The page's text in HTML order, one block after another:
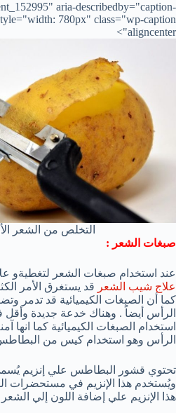
aria-describedby="caption-
780px" class="wp-caption
aligncenter">
التخلص من الشعر
صبغات الشعر :
عند استخدام صبغات الشعر لتغطيةو
علاج شيب الشعر قد يستغرق الأمر
كما أن الصبغات الكيميائية قد تدمر
الرأس أيضاً . وهناك خدعة جديدة وأقل
استخدام الصبغات الكيميائية كما انها
الرأس وهو استخدام كيس من
تحتوي قشور البطاطس علي إنزيم يُسمي
ويُستخدم هذا الإنزيم في مستحضرات
هذا الإنزيم علي إضافة اللون إلي